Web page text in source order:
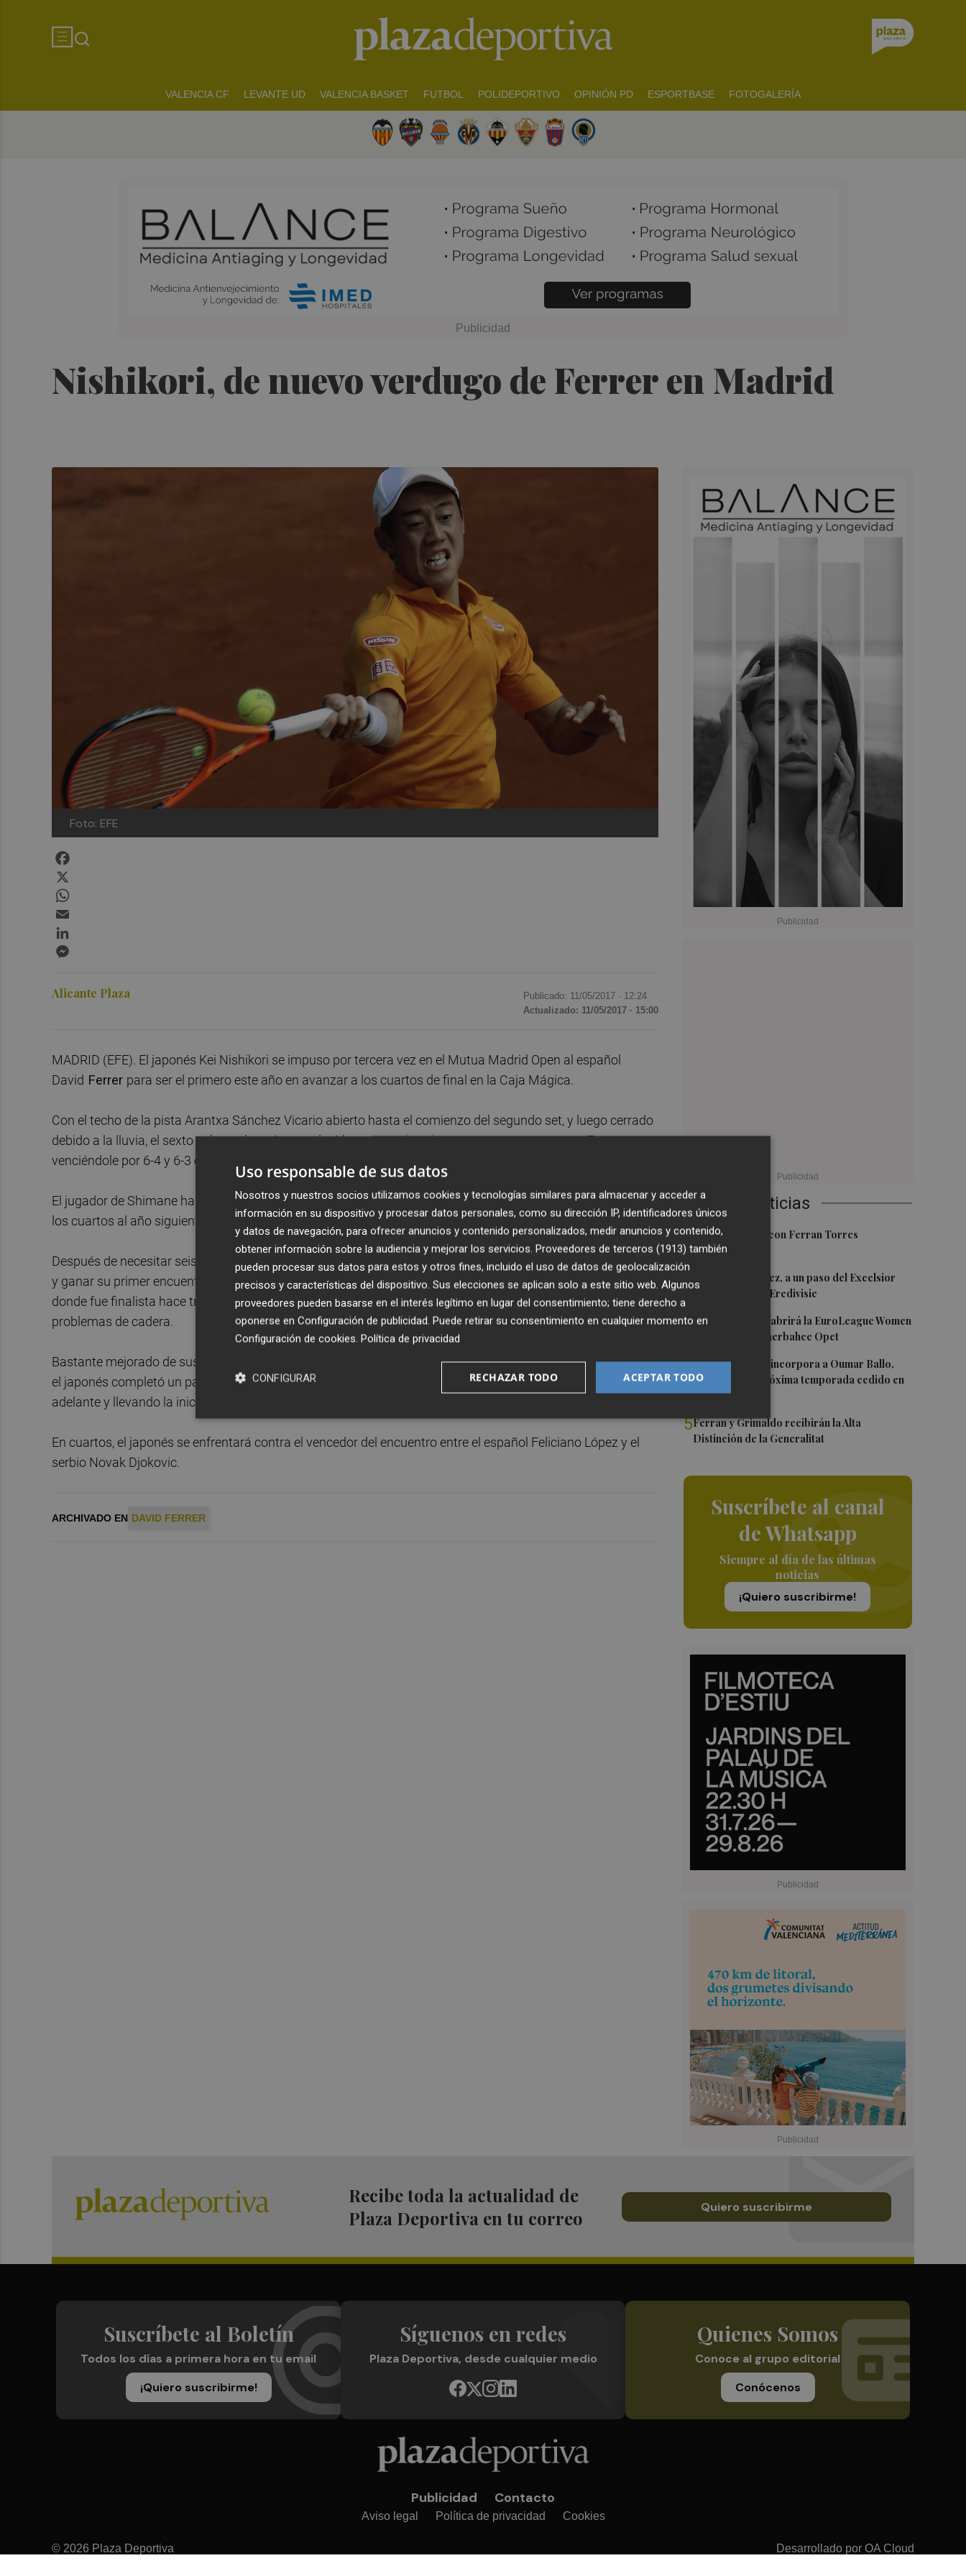
VALENCIA CF LEVANTE UD VALENCIA BASKET FUTBOL POLIDEPORTIVO OPINIÓN PD ESPORTBASE FOTOGALERÍA
Nishikori, de nuevo verdugo de Ferrer en Madrid
Foto: EFE
Últimas Noticias
1Foios se vuelca con Ferran Torres
2 Mario Domínguez, a un paso del Excelsior
Róterdam de la Eredivisie
3 Valencia Basket abrirá la EuroLeague Women
en casa ante Fenerbahce Opet
4Valencia Basket incorpora a Oumar Ballo,
que jugará la próxima temporada cedido en
Galatasaray
5Ferran y Grimaldo recibirán la Alta
Distinción de la Generalitat
Suscríbete al canal
de Whatsapp
Siempre al día de las últimas
noticias
¡Quiero suscribirme!
Alicante Plaza Publicado: 11/05/2017 · 12:24
Actualizado: 11/05/2017 · 15:00
MADRID (EFE). El japonés Kei Nishikori se impuso por tercera vez en el Mutua Madrid Open al español
David Ferrer para ser el primero este año en avanzar a los cuartos de final en la Caja Mágica.
Con el techo de la pista Arantxa Sánchez Vicario abierto hasta el comienzo del segundo set, y luego cerrado
debido a la lluvia, el sexto cabeza de serie completó la novena victoria en trece encuentros ante Ferrer,
venciéndole por 6-4 y 6-3 en una hora y 25 minutos.
El jugador de Shimane había derrotado ya a Ferrer en estas mismas pistas en las semifinales de 2014 y en
los cuartos al año siguiente.
Después de necesitar seis bolas de partido para derrotar al argentino Diego Schwartzman en primera ronda
y ganar su primer encuentro desde el 29 de marzo, Nishikori parece haberse adaptado al juego en Madrid,
donde fue finalista hace tres temporadas ante el español Rafael Nadal, retirándose en aquella final por unos
problemas de cadera.
Bastante mejorado de sus problemas en la muñeca derecha que le hicieron perderse el torneo de Barcelona,
el japonés completó un partido casi impecable, dictando el juego desde el centro de la pista, siempre
adelante y llevando la iniciativa para romper el servicio de
En cuartos, el japonés se enfrentará contra el vencedor del encuentro entre el español Feliciano López y el
serbio Novak Djokovic.
ARCHIVADO EN DAVID FERRER
Recibe toda la actualidad de
Plaza Deportiva en tu correo
Quiero suscribirme
Suscríbete al Boletín
Todos los días a primera hora en tu email
¡Quiero suscribirme!
Síguenos en redes
Plaza Deportiva, desde cualquier medio
Quienes Somos
Conoce al grupo editorial
Conócenos
Publicidad Contacto
Aviso legal Política de privacidad Cookies
© 2026 Plaza Deportiva Desarrollado por OA Cloud
Uso responsable de sus datos
Nosotros y nuestros socios utilizamos cookies y tecnologías similares para almacenar y acceder a
información en su dispositivo y procesar datos personales, como su dirección IP, identificadores únicos
y datos de navegación, para ofrecer anuncios y contenido personalizados, medir anuncios y contenido,
obtener información sobre la audiencia y mejorar los servicios. Proveedores de terceros (1913) también
pueden procesar sus datos para estos y otros fines, incluido el uso de datos de geolocalización
precisos y características del dispositivo. Sus elecciones se aplican solo a este sitio web. Algunos
proveedores pueden basarse en el interés legítimo en lugar del consentimiento; tiene derecho a
oponerse en Configuración de publicidad. Puede retirar su consentimiento en cualquier momento en
Configuración de cookies. Política de privacidad
ACEPTAR TODO
RECHAZAR TODO
CONFIGURAR